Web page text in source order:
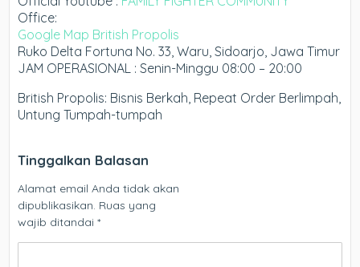
Office:
Google Map British Propolis
Ruko Delta Fortuna No. 33, Waru, Sidoarjo, Jawa Timur
JAM OPERASIONAL : Senin-Minggu 08:00 – 20:00
British Propolis: Bisnis Berkah, Repeat Order Berlimpah,
Untung Tumpah-tumpah
Tinggalkan Balasan
Alamat email Anda tidak akan
dipublikasikan. Ruas yang
wajib ditandai*